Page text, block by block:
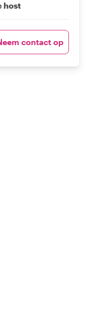
host
contact op